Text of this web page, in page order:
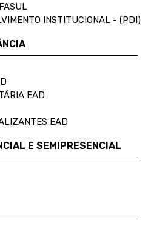
INSTITUCIONAL - (PDI)
EAD
EAD
E SEMIPRESENCIAL